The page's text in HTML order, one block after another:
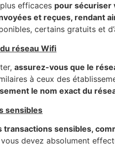
plus efficaces pour sécuriser
et reçues, rendant
certains gratuits et
réseau Wifi
assurez-vous que le
à ceux des
le nom exact du
sensibles
transactions sensibles,
vous devez absolument